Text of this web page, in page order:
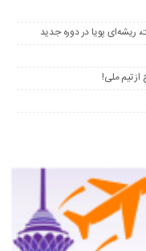
پویا در دوره جدید
تیم ملی!